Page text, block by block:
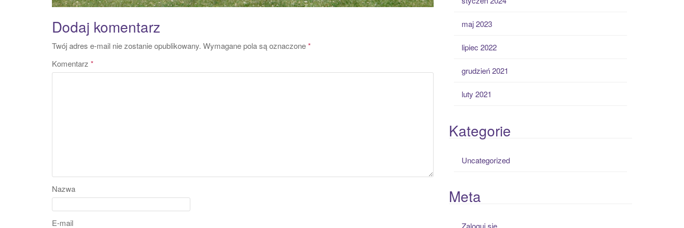
Dodaj komentarz
Twój adres e-mail nie zostanie opublikowany. Wymagane pola są oznaczone*
Komentarz *
Nazwa
E-mail
maj 2023
lipiec 2022
grudzień 2021
luty 2021
Kategorie
Uncategorized
Meta
Zaloguj się